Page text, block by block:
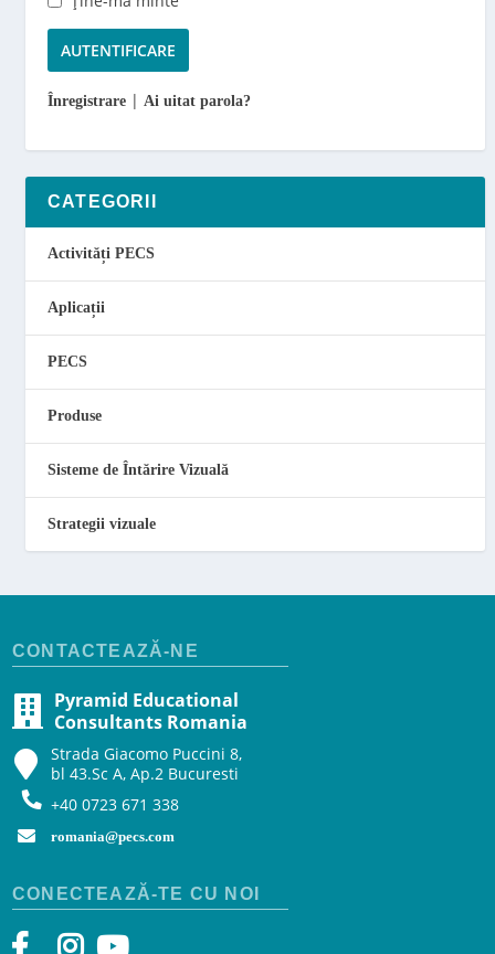
i
9
,
l
l
i
1
4
Înregistrare | Ai uitat parola?
CATEGORII
Activități PECS
Aplicații
PECS
Produse
Sisteme de Întărire Vizuală
Strategii vizuale
CONTACTEAZĂ-NE
Pyramid Educational
Consultants Romania
Strada Giacomo Puccini 8,
bl 43.Sc A, Ap.2 Bucuresti
+40 0723 671 338
romania@pecs.com
CONECTEAZĂ-TE CU NOI